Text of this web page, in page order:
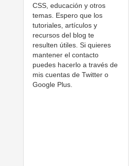
CSS, educación y otros
temas. Espero que los
tutoriales, artículos y
recursos del blog te
resulten útiles. Si quieres
mantener el contacto
puedes hacerlo a través de
mis cuentas de Twitter o
Google Plus.